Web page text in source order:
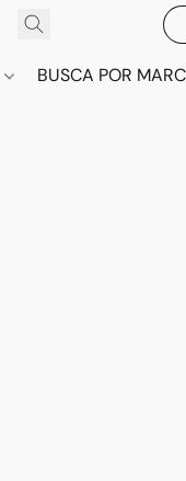
BUSCA POR